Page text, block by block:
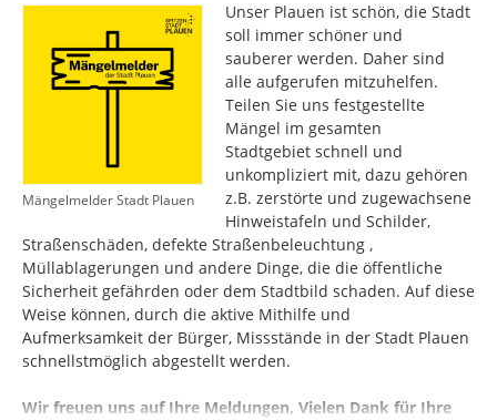
Mängelmelder Stadt Plauen
Unser Plauen ist schön, die Stadt
soll immer schöner und
sauberer werden. Daher sind
alle aufgerufen mitzuhelfen.
Teilen Sie uns festgestellte
Mängel im gesamten
Stadtgebiet schnell und
unkompliziert mit, dazu gehören
z.B. zerstörte und zugewachsene
Hinweistafeln und Schilder,
Straßenschäden, defekte Straßenbeleuchtung ,
Müllablagerungen und andere Dinge, die die öffentliche
Sicherheit gefährden oder dem Stadtbild schaden. Auf diese
Weise können, durch die aktive Mithilfe und
Aufmerksamkeit der Bürger, Missstände in der Stadt Plauen
schnellstmöglich abgestellt werden.
Wir freuen uns auf Ihre Meldungen, Vielen Dank für Ihre